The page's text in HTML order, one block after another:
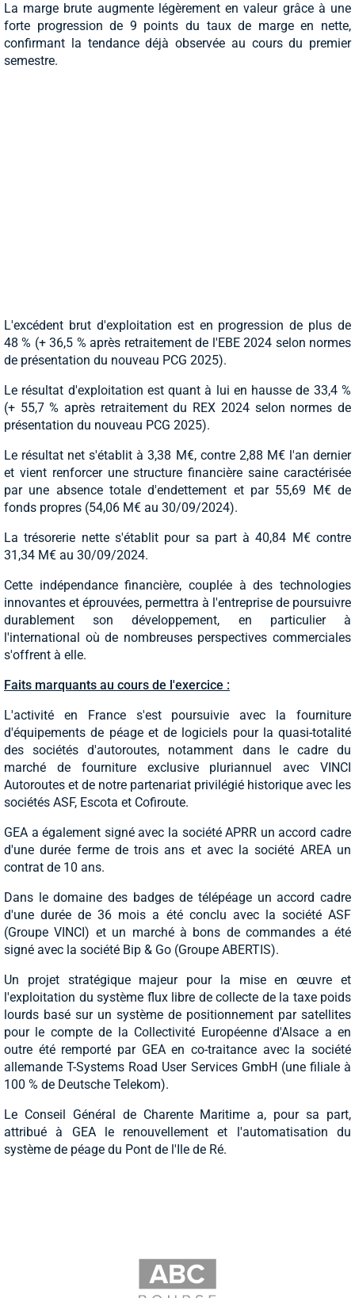
La marge brute augmente légèrement en valeur grâce à une
forte progression de 9 points du taux de marge en nette,
confirmant la tendance déjà observée au cours du premier
semestre.
L'excédent brut d'exploitation est en progression de plus de
48 % (+ 36,5 % après retraitement de l'EBE 2024 selon normes
de présentation du nouveau PCG 2025).
Le résultat d'exploitation est quant à lui en hausse de 33,4 %
(+ 55,7 % après retraitement du REX 2024 selon normes de
présentation du nouveau PCG 2025).
Le résultat net s'établit à 3,38 M€, contre 2,88 M€ l'an dernier
et vient renforcer une structure financière saine caractérisée
par une absence totale d'endettement et par 55,69 M€ de
fonds propres (54,06 M€ au 30/09/2024).
La trésorerie nette s'établit pour sa part à 40,84 M€ contre
31,34 M€ au 30/09/2024.
Cette indépendance financière, couplée à des technologies
innovantes et éprouvées, permettra à l'entreprise de poursuivre
durablement son développement, en particulier à
l'international où de nombreuses perspectives commerciales
s'offrent à elle.
Faits marquants au cours de l'exercice :
L'activité en France s'est poursuivie avec la fourniture
d'équipements de péage et de logiciels pour la quasi-totalité
des sociétés d'autoroutes, notamment dans le cadre du
marché de fourniture exclusive pluriannuel avec VINCI
Autoroutes et de notre partenariat privilégié historique avec les
sociétés ASF, Escota et Cofiroute.
GEA a également signé avec la société APRR un accord cadre
d'une durée ferme de trois ans et avec la société AREA un
contrat de 10 ans.
Dans le domaine des badges de télépéage un accord cadre
d'une durée de 36 mois a été conclu avec la société ASF
(Groupe VINCI) et un marché à bons de commandes a été
signé avec la société Bip & Go (Groupe ABERTIS).
Un projet stratégique majeur pour la mise en œuvre et
l'exploitation du système flux libre de collecte de la taxe poids
lourds basé sur un système de positionnement par satellites
pour le compte de la Collectivité Européenne d'Alsace a en
outre été remporté par GEA en co-traitance avec la société
allemande T-Systems Road User Services GmbH (une filiale à
100 % de Deutsche Telekom).
Le Conseil Général de Charente Maritime a, pour sa part,
attribué à GEA le renouvellement et l'automatisation du
système de péage du Pont de l'Ile de Ré.